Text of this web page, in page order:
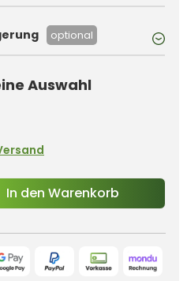
optional
Auswahl
In den Warenkorb